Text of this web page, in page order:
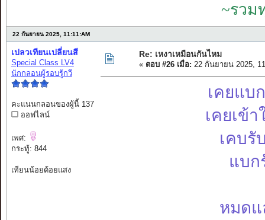
~รวม
22 กันยายน 2025, 11:11:AM
เปลวเทียนเปลี่ยนสี
Special Class LV4
นักกลอนผู้รอบรู้กวี
คะแนนกลอนของผู้นี้ 137
ออฟไลน์
เพศ:
กระทู้: 844
เทียนน้อยด้อยแสง
Re: เหงาเหมือนกันไหม
« ตอบ #26 เมื่อ: 22 กันยายน 2025,
เคยแบ
เคยเข้
เคบรั
แบก
หมดแ